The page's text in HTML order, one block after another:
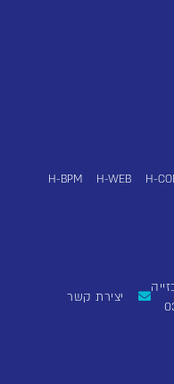
H-
H-WEB
H-BPM
יצירת קשר